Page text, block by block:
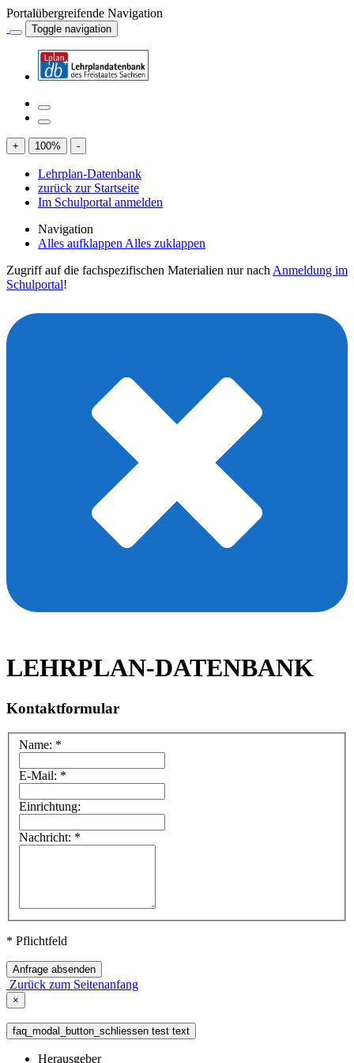
Portalübergreifende Navigation
Toggle navigation
+ 100% -
Lehrplan-Datenbank
zurück zur Startseite
Im Schulportal anmelden
Navigation
Alles aufklappen Alles zuklappen
Zugriff auf die fachspezifischen Materialien nur nach Anmeldung im
Schulportal!
LEHRPLAN-DATENBANK
Kontaktformular
Name: *
E-Mail: *
Einrichtung:
Nachricht: *
* Pflichtfeld
Anfrage absenden
Zurück zum Seitenanfang
×
faq_modal_button_schliessen test text
Herausgeber